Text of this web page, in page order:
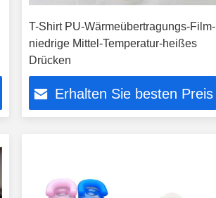
T-Shirt PU-Wärmeübertragungs-Film-
niedrige Mittel-Temperatur-heißes
Drücken
Erhalten Sie besten Preis